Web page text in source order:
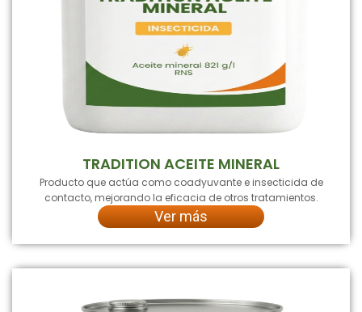
TRADITION ACEITE MINERAL
Producto que actúa como coadyuvante e insecticida de
contacto, mejorando la eficacia de otros tratamientos.
Ver más